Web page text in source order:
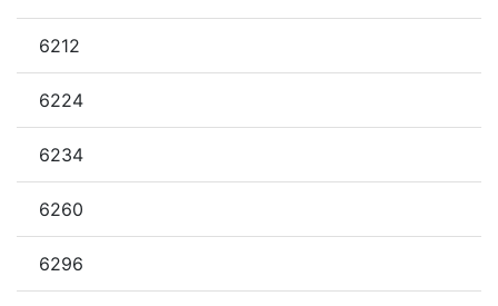
6212
6224
6234
6260
6296